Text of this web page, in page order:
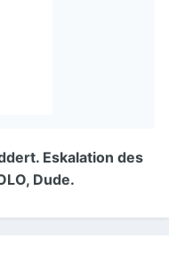
Eskalation des
Dude.